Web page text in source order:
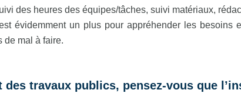
des heures des équipes/tâches, suivi matériaux,
évidemment un plus pour appréhender les besoins
de mal à faire.
travaux publics, pensez-vous que